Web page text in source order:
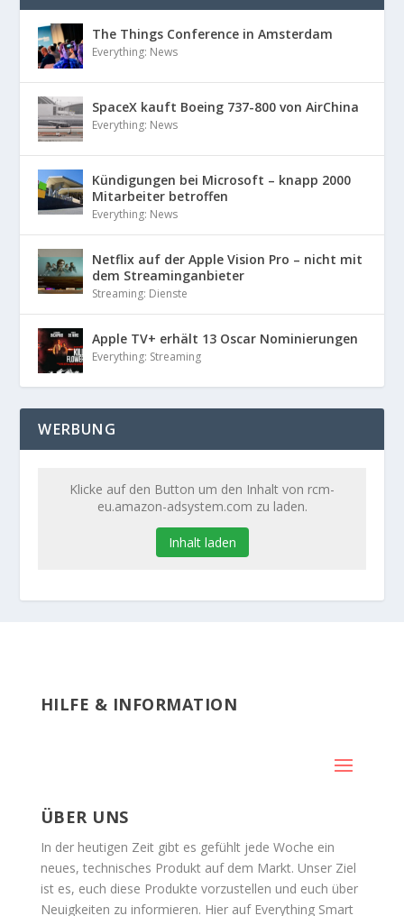
The Things Conference in Amsterdam
Everything: News
SpaceX kauft Boeing 737-800 von AirChina
Everything: News
Kündigungen bei Microsoft – knapp 2000
Mitarbeiter betroffen
Everything: News
Netflix auf der Apple Vision Pro – nicht mit
dem Streaminganbieter
Streaming: Dienste
Apple TV+ erhält 13 Oscar Nominierungen
Everything: Streaming
WERBUNG
Klicke auf den Button um den Inhalt von rcm-
eu.amazon-adsystem.com zu laden.
Inhalt laden
HILFE & INFORMATION
ÜBER UNS
In der heutigen Zeit gibt es gefühlt jede Woche ein
neues, technisches Produkt auf dem Markt. Unser Ziel
ist es, euch diese Produkte vorzustellen und euch über
Neuigkeiten zu informieren. Hier auf Everything Smart